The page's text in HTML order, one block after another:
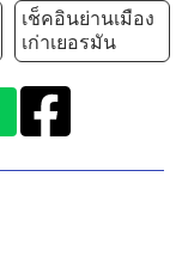
เช็คอินย่านเมือง
เก่าเยอรมัน